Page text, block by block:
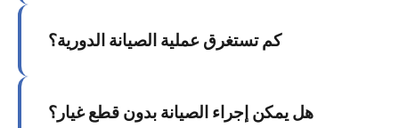
موسم الصيف (أبريل-مايو) ومرة في فصل الخريف.
كم تستغرق عملية الصيانة الدورية؟
ساعة ونصف. إذا كان لديك أكثر من وحدة، يمكن أن
هل يمكن إجراء الصيانة بدون قطع غيار؟